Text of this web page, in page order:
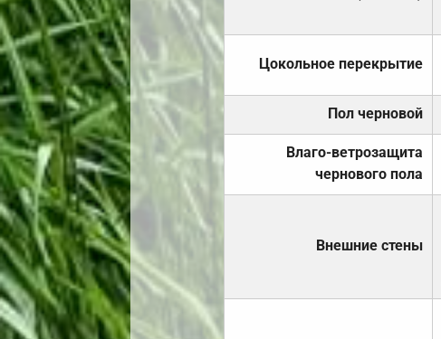
Цокольное перекрытие
Пол черновой
Влаго-ветрозащита
чернового пола
Внешние стены